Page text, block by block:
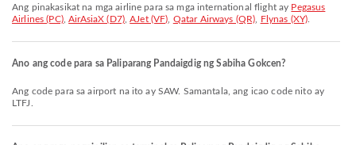
Ang pinakasikat na mga airline para sa mga international flight ay Pegasus
Airlines (PC),AirAsiaX (D7),AJet (VF) Qatar Airways (QR) Flynas (XY)
Ano ang code para sa Paliparang Pandaigdig ng Sabiha Gokcen?
Ang code para sa airport na ito ay SAW. Samantala, ang icao code nito ay
LTFJ.